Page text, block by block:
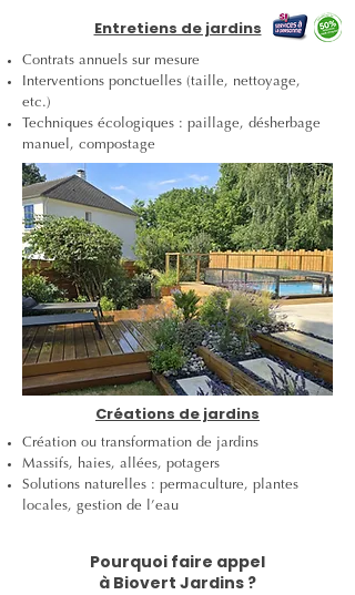
Entretiens de jardins
Contrats annuels sur mesure
Interventions ponctuelles (taille, nettoyage,
etc.)
Techniques écologiques : paillage, désherbage
manuel, compostage
Créations de jardins
Création ou transformation de jardins
Massifs, haies, allées, potagers
Solutions naturelles : permaculture, plantes
locales, gestion de l’eau
Pourquoi faire appel
à Biovert Jardins ?